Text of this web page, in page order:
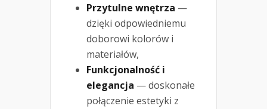
Przytulne wnętrza —
dzięki odpowiedniemu
doborowi kolorów i
materiałów,
Funkcjonalność i
elegancja — doskonałe
połączenie estetyki z